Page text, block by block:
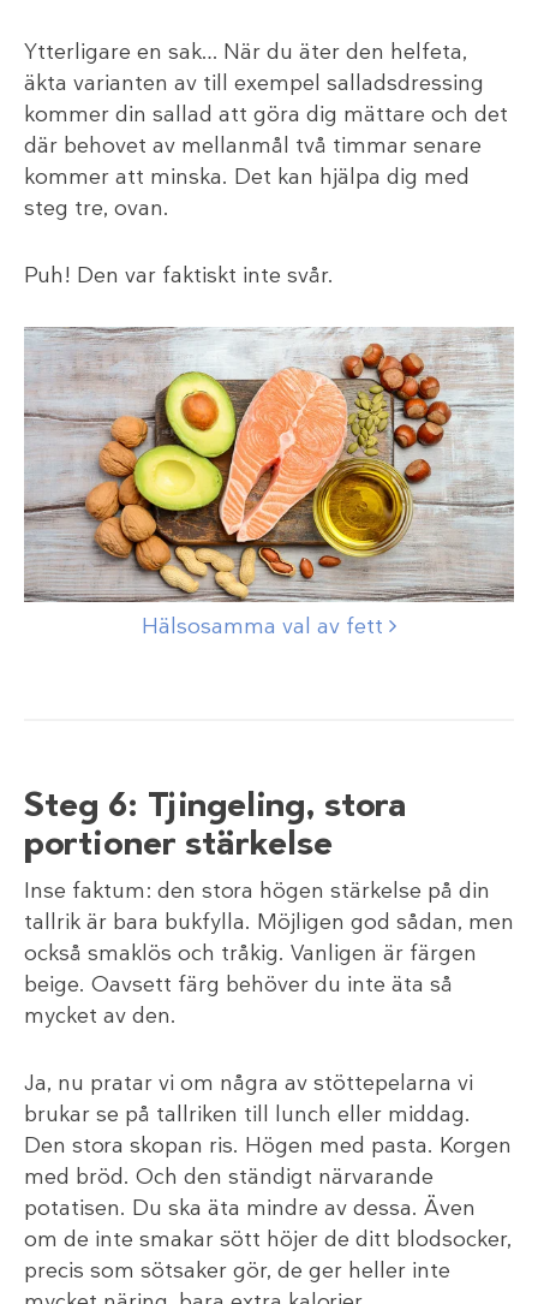
Ytterligare en sak… När du äter den helfeta,
äkta varianten av till exempel salladsdressing
kommer din sallad att göra dig mättare och det
där behovet av mellanmål två timmar senare
kommer att minska. Det kan hjälpa dig med
steg tre, ovan.
Puh! Den var faktiskt inte svår.
Hälsosamma val av fett
Steg 6: Tjingeling, stora
portioner stärkelse
Inse faktum: den stora högen stärkelse på din
tallrik är bara bukfylla. Möjligen god sådan, men
också smaklös och tråkig. Vanligen är färgen
beige. Oavsett färg behöver du inte äta så
mycket av den.
Ja, nu pratar vi om några av stöttepelarna vi
brukar se på tallriken till lunch eller middag.
Den stora skopan ris. Högen med pasta. Korgen
med bröd. Och den ständigt närvarande
potatisen. Du ska äta mindre av dessa. Även
om de inte smakar sött höjer de ditt blodsocker,
precis som sötsaker gör, de ger heller inte